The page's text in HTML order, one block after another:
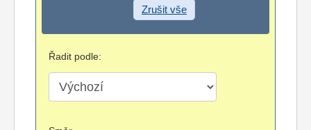
Zrušit vše
Řadit podle: